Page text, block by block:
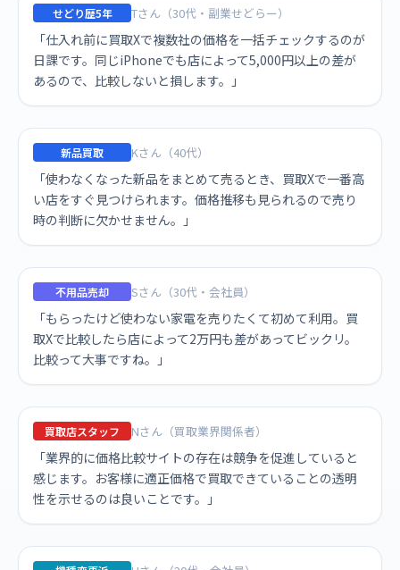
せどり歴5年 Tさん（30代・副業せどらー）
「仕入れ前に買取Xで複数社の価格を一括チェックするのが
日課です。同じiPhoneでも店によって5,000円以上の差が
あるので、比較しないと損します。」
新品買取 Kさん（40代）
「使わなくなった新品をまとめて売るとき、買取Xで一番高
い店をすぐ見つけられます。価格推移も見られるので売り
時の判断に欠かせません。」
不用品売却 Sさん（30代・会社員）
「もらったけど使わない家電を売りたくて初めて利用。買
取Xで比較したら店によって2万円も差があってビックリ。
比較って大事ですね。」
買取店スタッフ Nさん（買取業界関係者）
「業界的に価格比較サイトの存在は競争を促進していると
感じます。お客様に適正価格で買取できていることの透明
性を示せるのは良いことです。」